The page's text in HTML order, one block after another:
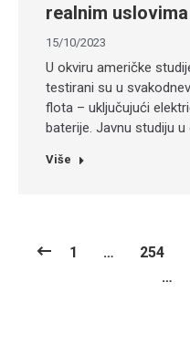
realnim uslovima
15/10/2023
U okviru američke
testirani su u
flota – uključujući
baterije. Javnu studiju
Više
1 … 254
…